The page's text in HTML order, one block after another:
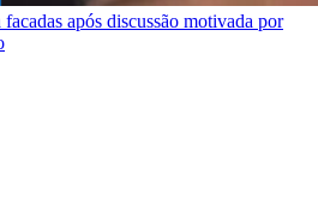
após discussão motivada por